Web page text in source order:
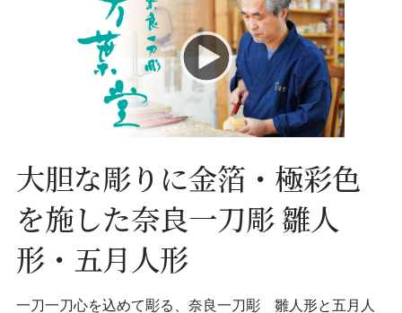
大胆な彫りに金箔・極彩色
を施した奈良一刀彫 雛人
形・五月人形
一刀一刀心を込めて彫る、奈良一刀彫 雛人形と五月人